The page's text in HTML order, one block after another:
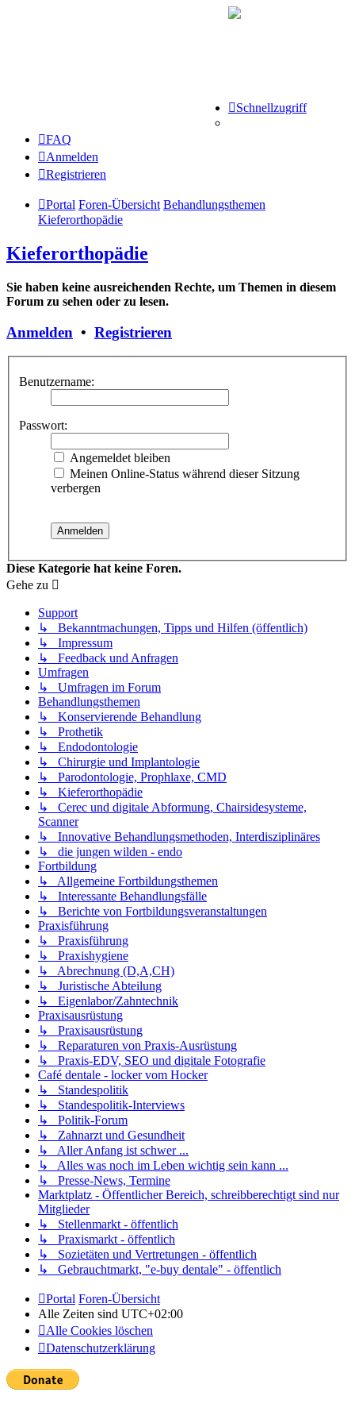
Schnellzugriff
FAQ
Anmelden
Registrieren
Portal Foren-Übersicht Behandlungsthemen
Kieferorthopädie
Kieferorthopädie
Sie haben keine ausreichenden Rechte, um Themen in diesem
Forum zu sehen oder zu lesen.
Anmelden • Registrieren
Benutzername:
Passwort:
Angemeldet bleiben
Meinen Online-Status während dieser Sitzung
verbergen
Diese Kategorie hat keine Foren.
Gehe zu
Support
↳ Bekanntmachungen, Tipps und Hilfen (öffentlich)
↳ Impressum
↳ Feedback und Anfragen
Umfragen
↳ Umfragen im Forum
Behandlungsthemen
↳ Konservierende Behandlung
↳ Prothetik
↳ Endodontologie
↳ Chirurgie und Implantologie
↳ Parodontologie, Prophlaxe, CMD
↳ Kieferorthopädie
↳ Cerec und digitale Abformung, Chairsidesysteme,
Scanner
↳ Innovative Behandlungsmethoden, Interdisziplinäres
↳ die jungen wilden - endo
Fortbildung
↳ Allgemeine Fortbildungsthemen
↳ Interessante Behandlungsfälle
↳ Berichte von Fortbildungsveranstaltungen
Praxisführung
↳ Praxisführung
↳ Praxishygiene
↳ Abrechnung (D,A,CH)
↳ Juristische Abteilung
↳ Eigenlabor/Zahntechnik
Praxisausrüstung
↳ Praxisausrüstung
↳ Reparaturen von Praxis-Ausrüstung
↳ Praxis-EDV, SEO und digitale Fotografie
Café dentale - locker vom Hocker
↳ Standespolitik
↳ Standespolitik-Interviews
↳ Politik-Forum
↳ Zahnarzt und Gesundheit
↳ Aller Anfang ist schwer ...
↳ Alles was noch im Leben wichtig sein kann ...
↳ Presse-News, Termine
Marktplatz - Öffentlicher Bereich, schreibberechtigt sind nur
Mitglieder
↳ Stellenmarkt - öffentlich
↳ Praxismarkt - öffentlich
↳ Sozietäten und Vertretungen - öffentlich
↳ Gebrauchtmarkt, "e-buy dentale" - öffentlich
Portal Foren-Übersicht
Alle Zeiten sind UTC+02:00
Alle Cookies löschen
Datenschutzerklärung